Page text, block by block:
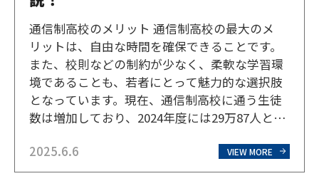
通信制高校のメリット 通信制高校の最大のメ
リットは、自由な時間を確保できることです。
また、校則などの制約が少なく、柔軟な学習環
境であることも、若者にとって魅力的な選択肢
となっています。現在、通信制高校に通う生徒
数は増加しており、2024年度には29万87人とな
ている計算で、これは過去最高人数です。時代
に合わせた多様なニーズに対応した学校が増え
2025.6.6 VIEW MORE